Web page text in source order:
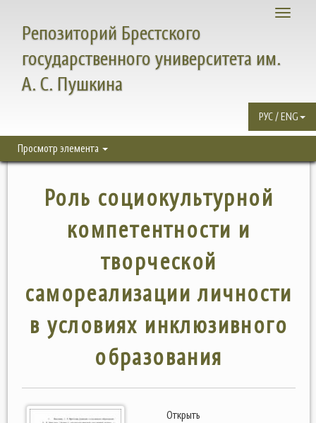
Toggle
Репозиторий Брестского
государственного университета им.
А. С. Пушкина
РУС / ENG
Просмотр элемента
Роль социокультурной
компетентности и
творческой
самореализации личности
в условиях инклюзивного
образования
Открыть